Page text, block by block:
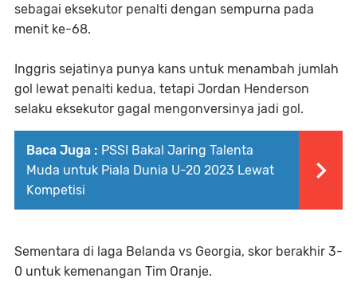
sebagai eksekutor penalti dengan sempurna pada
menit ke-68.
Inggris sejatinya punya kans untuk menambah jumlah
gol lewat penalti kedua, tetapi Jordan Henderson
selaku eksekutor gagal mengonversinya jadi gol.
Baca Juga : PSSI Bakal Jaring Talenta
Muda untuk Piala Dunia U-20 2023 Lewat
Kompetisi
Sementara di laga Belanda vs Georgia, skor berakhir 3-
0 untuk kemenangan Tim Oranje.